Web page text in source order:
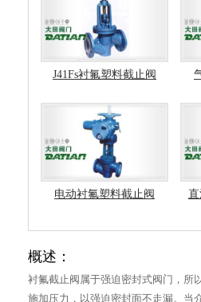
J41Fs衬氟塑料截止阀
电动衬氟塑料截止阀
概述：
衬氟截止阀属于强迫密封式阀门，所
施加压力，以强迫密封面不走漏。当